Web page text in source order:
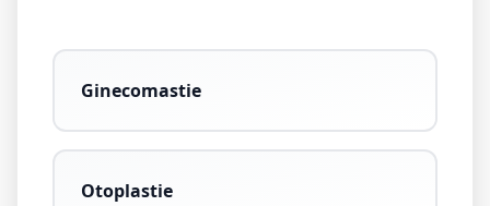
Ginecomastie
Otoplastie